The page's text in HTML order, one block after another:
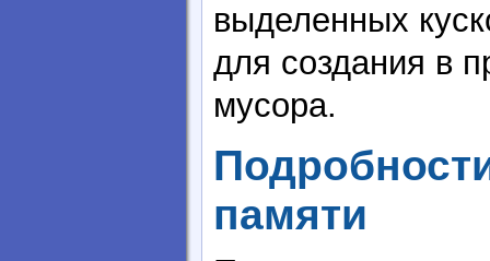
выделенных
для создания в
мусора.
памяти